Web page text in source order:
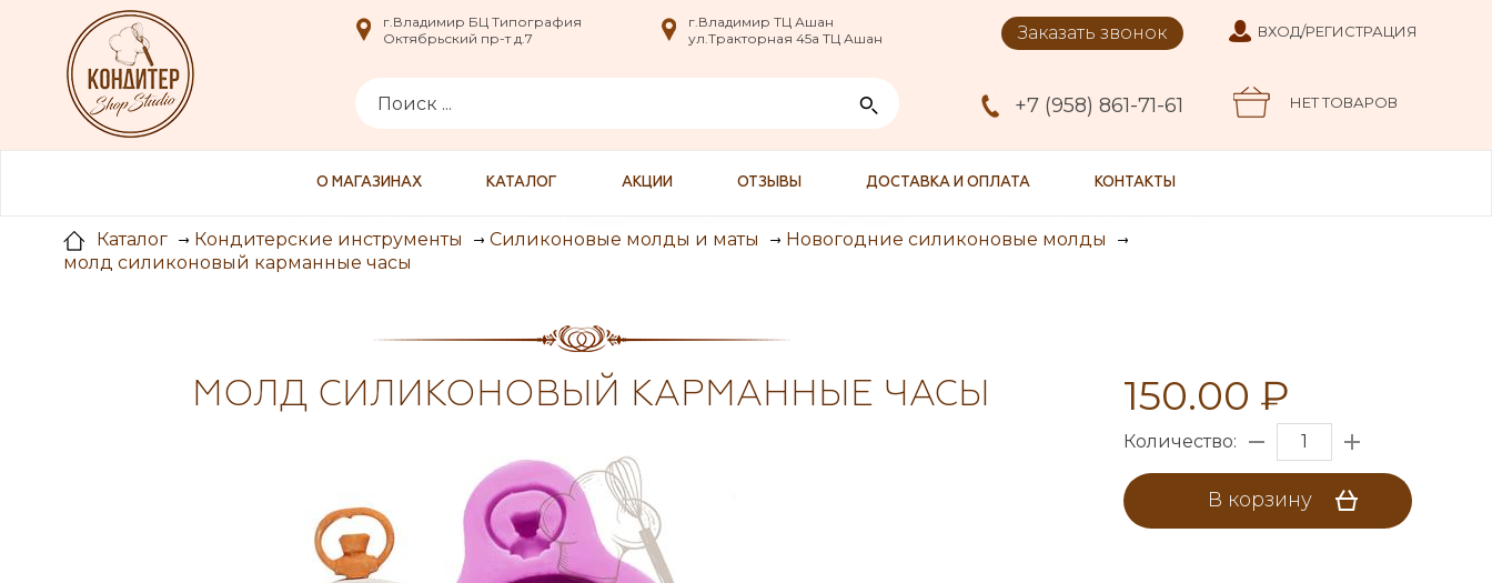
info@XXX.ru
г.Владимир БЦ Типография
Октябрьский пр-т д.7
г.Владимир ТЦ Ашан
ул.Тракторная 45а ТЦ Ашан
+7 (958) 861-71-61
г.Владимир БЦ Типография
Октябрьский пр-т д.7
г.Владимир ТЦ Ашан
ул.Тракторная 45а ТЦ Ашан
Заказать звонок
НЕТ ТОВАРОВ
ВХОД/РЕГИСТРАЦИЯ
О МАГАЗИНАХ КАТАЛОГ АКЦИИ ОТЗЫВЫ ДОСТАВКА И ОПЛАТА КОНТАКТЫ
Каталог Кондитерские инструменты Силиконовые молды и маты
Новогодние силиконовые молды
молд силиконовый карманные часы
МОЛД СИЛИКОНОВЫЙ КАРМАННЫЕ ЧАСЫ 150.00 ₽
Количество:
В корзину